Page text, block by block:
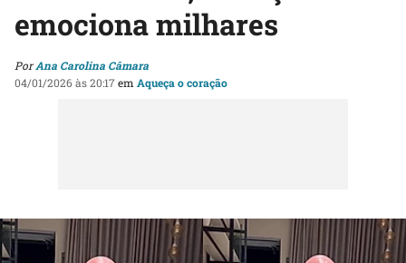
emociona milhares
PorAna Carolina Câmara
04/01/2026 às 20:17 em Aqueça o coração